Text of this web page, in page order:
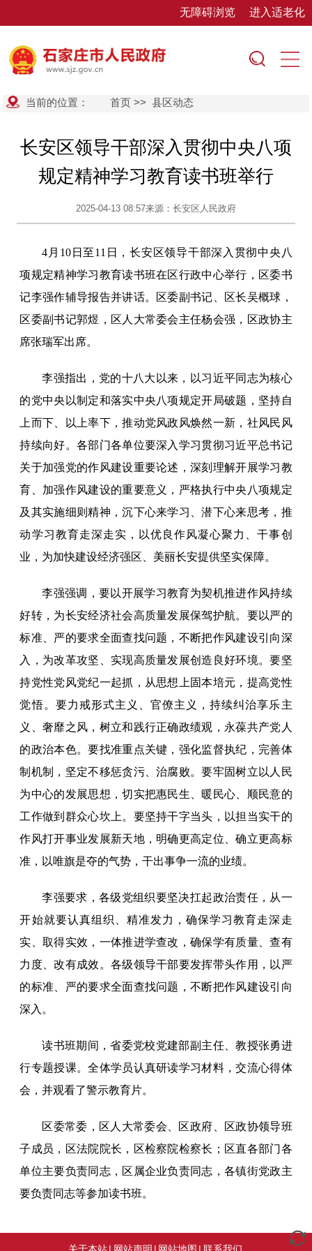
无障碍浏览 进入适老化
当前的位置： 首页 >>县区动态
长安区领导干部深入贯彻中央八项
规定精神学习教育读书班举行
2025-04-13 08:57来源：长安区人民政府
4月10日至11日，长安区领导干部深入贯彻中央八
项规定精神学习教育读书班在区行政中心举行，区委书
记李强作辅导报告并讲话。区委副书记、区长吴概球，
区委副书记郭煜，区人大常委会主任杨会强，区政协主
席张瑞军出席。
李强指出，党的十八大以来，以习近平同志为核心
的党中央以制定和落实中央八项规定开局破题，坚持自
上而下、以上率下，推动党风政风焕然一新，社风民风
持续向好。各部门各单位要深入学习贯彻习近平总书记
关于加强党的作风建设重要论述，深刻理解开展学习教
育、加强作风建设的重要意义，严格执行中央八项规定
及其实施细则精神，沉下心来学习、潜下心来思考，推
动学习教育走深走实，以优良作风凝心聚力、干事创
业，为加快建设经济强区、美丽长安提供坚实保障。
李强强调，要以开展学习教育为契机推进作风持续
好转，为长安经济社会高质量发展保驾护航。要以严的
标准、严的要求全面查找问题，不断把作风建设引向深
入，为改革攻坚、实现高质量发展创造良好环境。要坚
持党性党风党纪一起抓，从思想上固本培元，提高党性
觉悟。要力戒形式主义、官僚主义，持续纠治享乐主
义、奢靡之风，树立和践行正确政绩观，永葆共产党人
的政治本色。要找准重点关键，强化监督执纪，完善体
制机制，坚定不移惩贪污、治腐败。要牢固树立以人民
为中心的发展思想，切实把惠民生、暖民心、顺民意的
工作做到群众心坎上。要坚持干字当头，以担当实干的
作风打开事业发展新天地，明确更高定位、确立更高标
准，以唯旗是夺的气势，干出事争一流的业绩。
李强要求，各级党组织要坚决扛起政治责任，从一
开始就要认真组织、精准发力，确保学习教育走深走
实、取得实效，一体推进学查改，确保学有质量、查有
力度、改有成效。各级领导干部要发挥带头作用，以严
的标准、严的要求全面查找问题，不断把作风建设引向
深入。
读书班期间，省委党校党建部副主任、教授张勇进
行专题授课。全体学员认真研读学习材料，交流心得体
会，并观看了警示教育片。
区委常委，区人大常委会、区政府、区政协领导班
子成员，区法院院长，区检察院检察长；区直各部门各
单位主要负责同志，区属企业负责同志，各镇街党政主
要负责同志等参加读书班。